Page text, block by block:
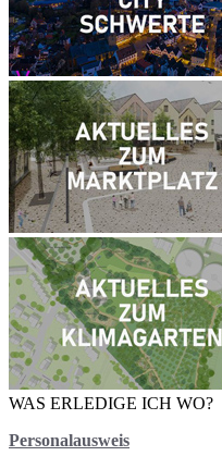
WAS ERLEDIGE ICH WO?
Personalausweis